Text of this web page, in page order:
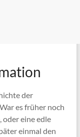
der
es früher noch
oder eine edle
einmal den